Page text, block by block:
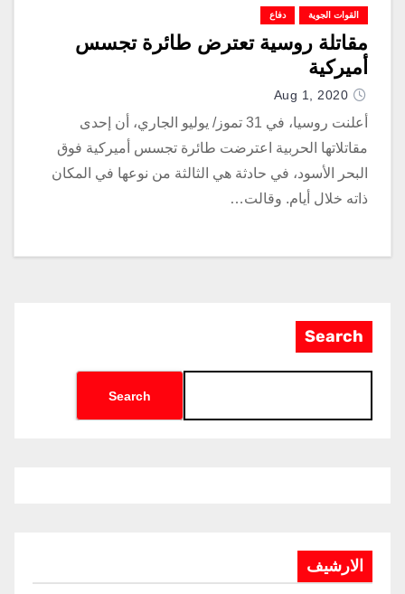
القوات الجوية دفاع
مقاتلة روسية تعترض طائرة تجسس
أميركية
Aug 1, 2020
أعلنت روسيا، في 31 تموز/ يوليو الجاري، أن إحدى
مقاتلاتها الحربية اعترضت طائرة تجسس أميركية فوق
البحر الأسود، في حادثة هي الثالثة من نوعها في المكان
ذاته خلال أيام. وقالت…
Search
Search
الارشيف